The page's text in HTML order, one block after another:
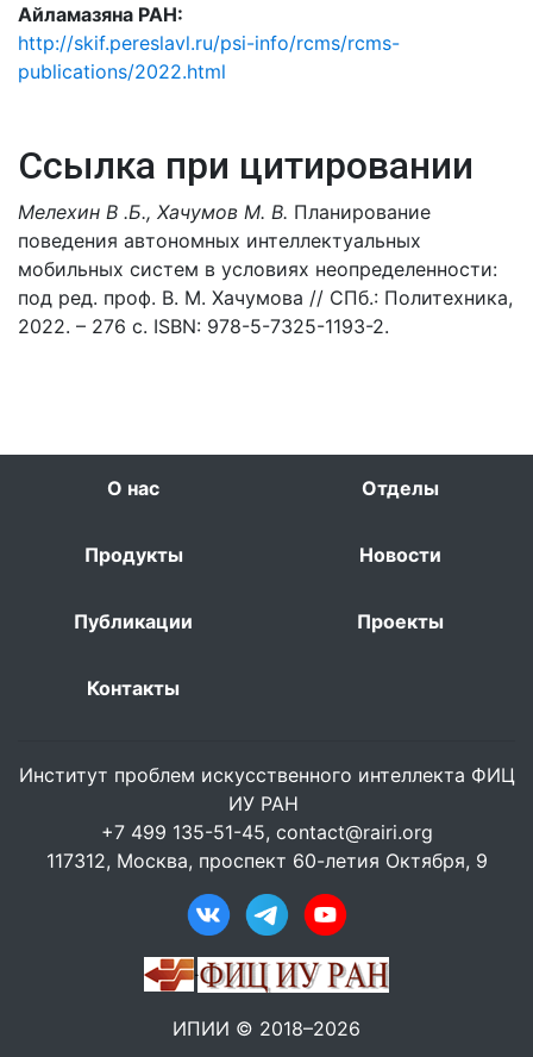
Айламазяна РАН:
http://skif.pereslavl.ru/psi-info/rcms/rcms-
publications/2022.html
Ссылка при цитировании
Мелехин В .Б., Хачумов М. В. Планирование
поведения автономных интеллектуальных
мобильных систем в условиях неопределенности:
под ред. проф. В. М. Хачумова // СПб.: Политехника,
2022. – 276 с. ISBN: 978-5-7325-1193-2.
О нас Отделы
Продукты Новости
Публикации Проекты
Контакты
Институт проблем искусственного интеллекта ФИЦ
ИУ РАН
+7 499 135-51-45, contact@rairi.org
117312, Москва, проспект 60-летия Октября, 9
ИПИИ © 2018–2026